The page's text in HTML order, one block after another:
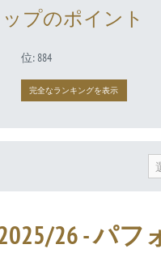
プのポイント
位: 884
完全なランキングを表示
26 - パフ